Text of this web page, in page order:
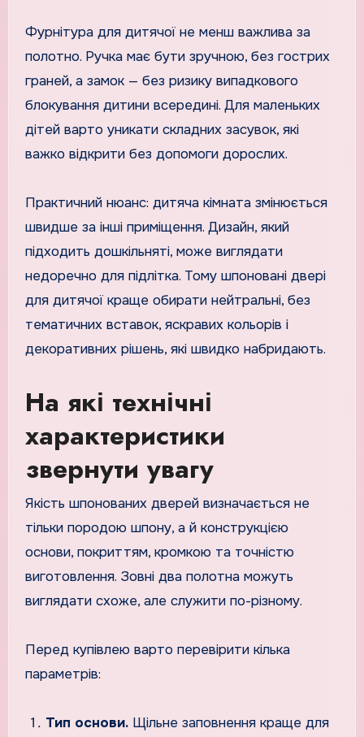
Фурнітура для дитячої не менш важлива за
полотно. Ручка має бути зручною, без гострих
граней, а замок — без ризику випадкового
блокування дитини всередині. Для маленьких
дітей варто уникати складних засувок, які
важко відкрити без допомоги дорослих.
Практичний нюанс: дитяча кімната змінюється
швидше за інші приміщення. Дизайн, який
підходить дошкільняті, може виглядати
недоречно для підлітка. Тому шпоновані двері
для дитячої краще обирати нейтральні, без
тематичних вставок, яскравих кольорів і
декоративних рішень, які швидко набридають.
На які технічні
характеристики
звернути увагу
Якість шпонованих дверей визначається не
тільки породою шпону, а й конструкцією
основи, покриттям, кромкою та точністю
виготовлення. Зовні два полотна можуть
виглядати схоже, але служити по-різному.
Перед купівлею варто перевірити кілька
параметрів:
Тип основи. Щільне заповнення краще для